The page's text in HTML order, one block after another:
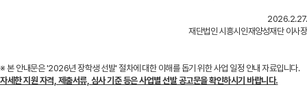
2026.2.27.
재단법인 시흥시인재양성재단 이사장
※ 본 안내문은 '2026년 장학생 선발' 절차에 대한 이해를 돕기 위한 사업 일정 안내 자료입니다.
자세한 지원 자격, 제출서류, 심사 기준 등은 사업별 선발 공고문을 확인하시기 바랍니다.